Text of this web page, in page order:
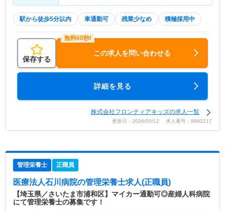
駅から徒歩5分以内 車通勤可 残業少なめ 積極採用中
保存する
この求人を問い合わせる
詳細を見る
株式会社フロンティアキッズの求人一覧
更新日：2026/05/12 求人番号：9892217
管理栄養士 正職員
医療法人石川病院の管理栄養士求人(正職員)
【埼玉県／さいたま市浦和区】マイカー通勤可◎産婦人科病院
にて管理栄養士の募集です！